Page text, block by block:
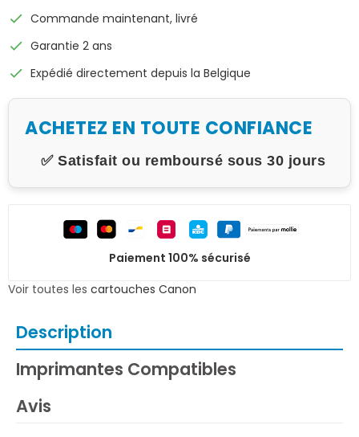
check Commande maintenant, livré
check Garantie 2 ans
check Expédié directement depuis la Belgique
ACHETEZ EN TOUTE CONFIANCE
✅ Satisfait ou remboursé sous 30 jours
Paiement 100% sécurisé
Voir toutes les cartouches Canon
Description
Imprimantes Compatibles
Avis